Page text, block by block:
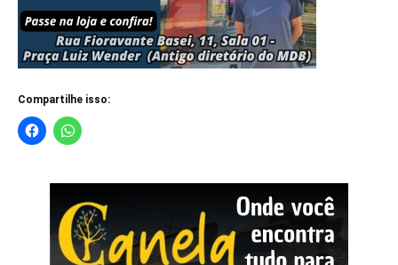
Compartilhe isso: